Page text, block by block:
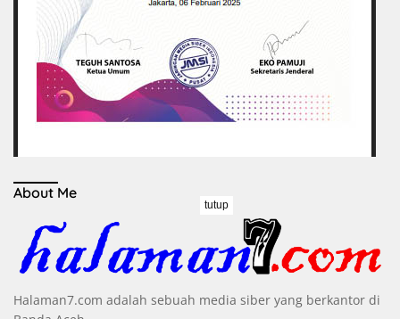
About Me
Halaman7.com adalah sebuah media siber yang berkantor di
tutup